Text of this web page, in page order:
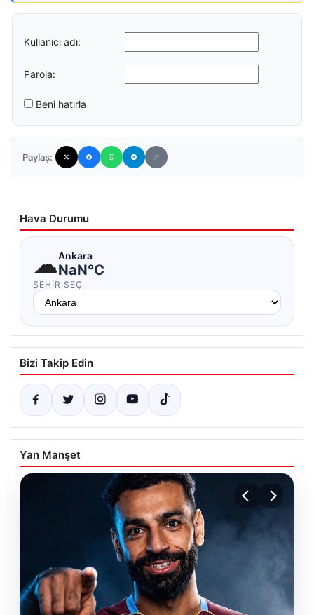
Kullanıcı adı:
Parola:
Beni hatırla
Paylaş:
Hava Durumu
☁Ankara
NaN°C
ŞEHIR SEÇ
Bizi Takip Edin
Yan Manşet